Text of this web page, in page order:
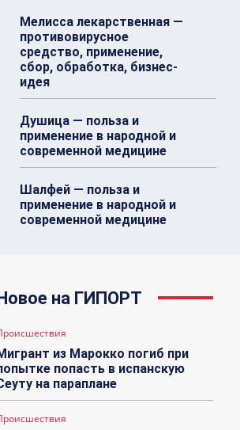
Мелисса лекарственная —
противовирусное
средство, применение,
сбор, обработка, бизнес-
идея
Душица — польза и
применение в народной и
современной медицине
Шалфей — польза и
применение в народной и
современной медицине
на ГИПОРТ
из Марокко погиб при
попасть в испанскую
на параплане